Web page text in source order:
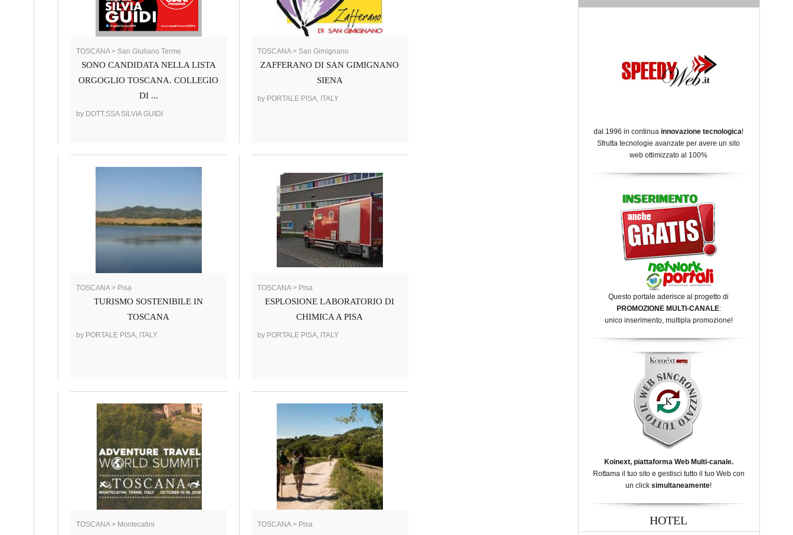
TOSCANA > San Giuliano Terme
SONO CANDIDATA NELLA LISTA
ORGOGLIO TOSCANA. COLLEGIO
DI ...
by DOTT.SSA SILVIA GUIDI
TOSCANA > San Gimignano
ZAFFERANO DI SAN GIMIGNANO
SIENA
by PORTALE PISA, ITALY
TOSCANA > Pisa
TURISMO SOSTENIBILE IN
TOSCANA
by PORTALE PISA, ITALY
TOSCANA > Pisa
ESPLOSIONE LABORATORIO DI
CHIMICA A PISA
by PORTALE PISA, ITALY
TOSCANA > Montecatini TOSCANA > Pisa
dal 1996 in continua innovazione tecnologica!
Sfrutta tecnologie avanzate per avere un sito
web ottimizzato al 100%
Questo portale aderisce al progetto di
PROMOZIONE MULTI-CANALE:
unico inserimento, multipla promozione!
Koinext, piattaforma Web Multi-canale.
Rottama il tuo sito e gestisci tutto il tuo Web con
un click simultaneamente!
HOTEL